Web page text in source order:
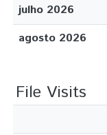
julho 2026
agosto 2026
File Visits